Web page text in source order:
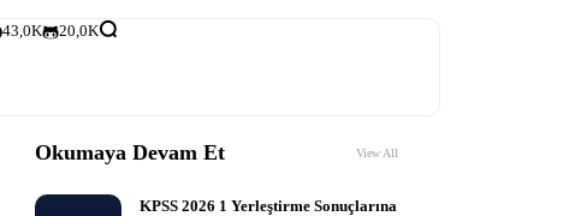
43,0K 20,0K
Okumaya Devam Et View All
KPSS 2026 1 Yerleştirme Sonuçlarına